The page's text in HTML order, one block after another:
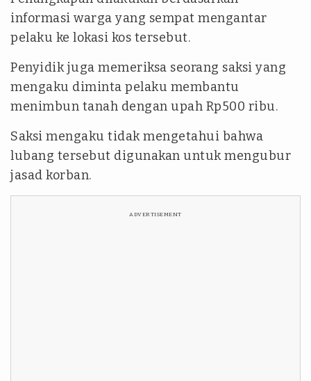
informasi warga yang sempat mengantar
pelaku ke lokasi kos tersebut.
Penyidik juga memeriksa seorang saksi yang
mengaku diminta pelaku membantu
menimbun tanah dengan upah Rp500 ribu.
Saksi mengaku tidak mengetahui bahwa
lubang tersebut digunakan untuk mengubur
jasad korban.
ADVERTISEMENT